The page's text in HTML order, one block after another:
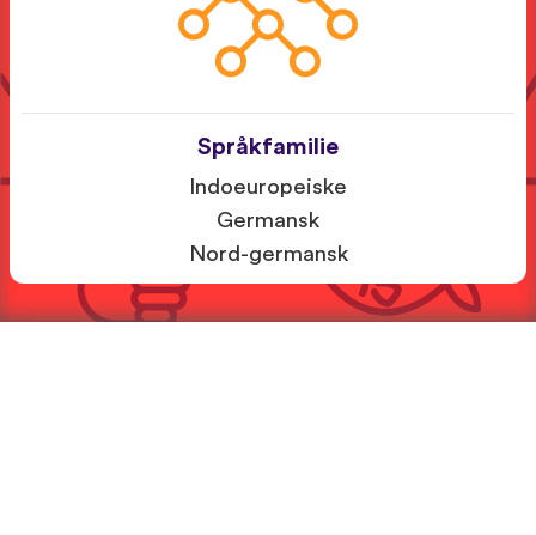
Språkfamilie
Indoeuropeiske
Germansk
Nord-germansk